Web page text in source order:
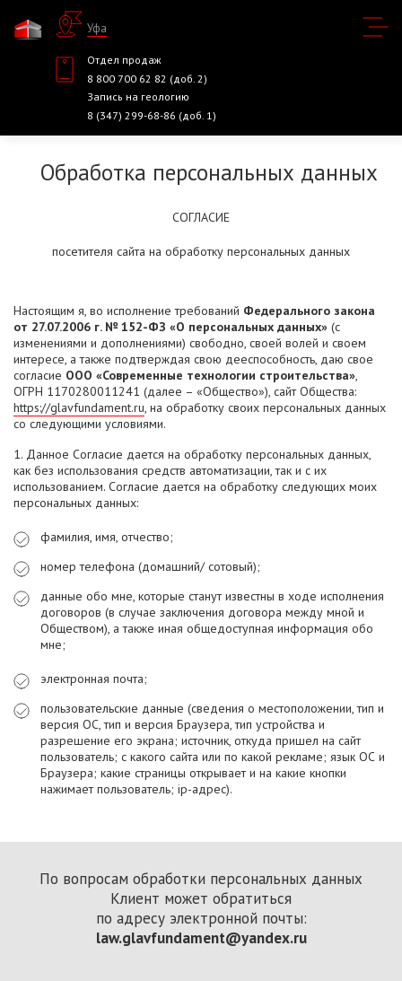
Уфа
Отдел продаж
8 800 700 62 82 (доб. 2)
Запись на геологию
8 (347) 299-68-86 (доб. 1)
Обработка персональных данных
СОГЛАСИЕ
посетителя сайта на обработку персональных данных
Настоящим я, во исполнение требований Федерального закона
от 27.07.2006 г. № 152-ФЗ «О персональных данных» (с
изменениями и дополнениями) свободно, своей волей и своем
интересе, а также подтверждая свою дееспособность, даю свое
согласие ООО «Современные технологии строительства»,
ОГРН 1170280011241 (далее – «Общество»), сайт Общества:
https://glavfundament.ru, на обработку своих персональных данных
со следующими условиями.
1. Данное Согласие дается на обработку персональных данных,
как без использования средств автоматизации, так и с их
использованием. Согласие дается на обработку следующих моих
персональных данных:
фамилия, имя, отчество;
номер телефона (домашний/ сотовый);
данные обо мне, которые станут известны в ходе исполнения
договоров (в случае заключения договора между мной и
Обществом), а также иная общедоступная информация обо
мне;
электронная почта;
пользовательские данные (сведения о местоположении, тип и
версия ОС, тип и версия Браузера, тип устройства и
разрешение его экрана; источник, откуда пришел на сайт
пользователь; с какого сайта или по какой рекламе; язык ОС и
Браузера; какие страницы открывает и на какие кнопки
нажимает пользователь; ip-адрес).
По вопросам обработки персональных данных
Клиент может обратиться
по адресу электронной почты:
law.glavfundament@yandex.ru